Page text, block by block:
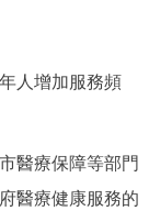
人增加服務頻
療保障等部門
醫療健康服務的